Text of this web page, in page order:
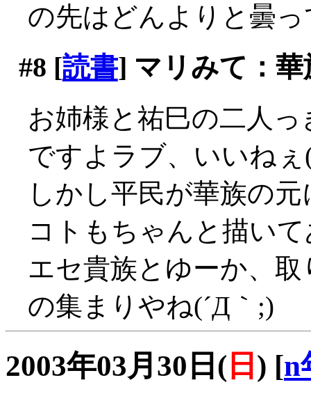
の先はどんよりと曇
#8 [読書] マリみて：
お姉様と祐巳の二人
ですよラブ、いいねぇ
しかし平民が華族の
コトもちゃんと描い
エセ貴族とゆーか、
の集まりやね(´Д｀;)
2003年03月30日( 日 ) [n